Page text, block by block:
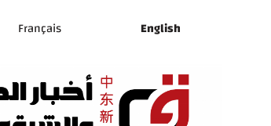
English
Français